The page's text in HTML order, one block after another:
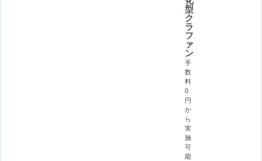
型
ク
ラ
フ
ァ
ン
手
数
料
0
円
か
ら
実
施
可
能